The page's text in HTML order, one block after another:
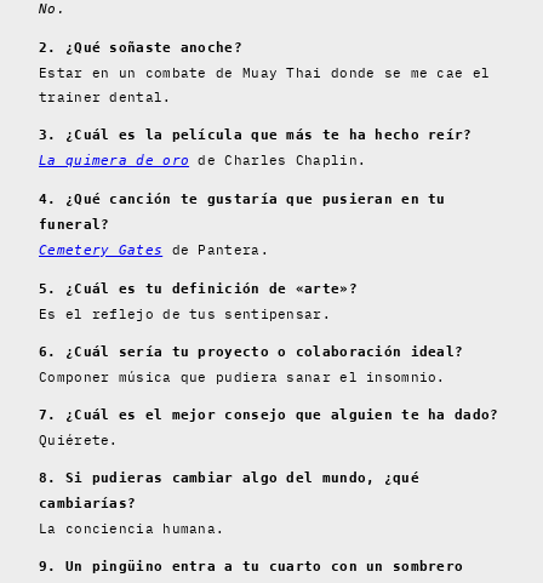
No.
2. ¿Qué soñaste anoche?
Estar en un combate de Muay Thai donde se me cae el
trainer dental.
3. ¿Cuál es la película que más te ha hecho reír?
La quimera de oro
de Charles Chaplin.
4. ¿Qué canción te gustaría que pusieran en tu
funeral?
Cemetery Gates
de Pantera.
5. ¿Cuál es tu definición de «arte»?
Es el reflejo de tus sentipensar.
6. ¿Cuál sería tu proyecto o colaboración ideal?
Componer música que pudiera sanar el insomnio.
7. ¿Cuál es el mejor consejo que alguien te ha dado?
Quiérete.
8. Si pudieras cambiar algo del mundo, ¿qué
cambiarías?
La conciencia humana.
9. Un pingüino entra a tu cuarto con un sombrero